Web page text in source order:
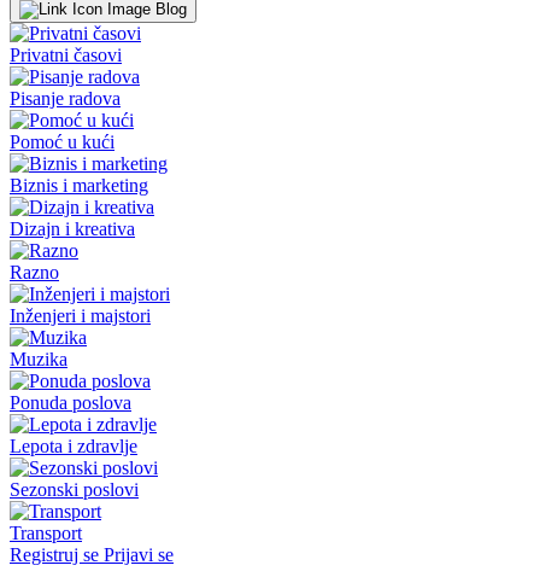
Blog
Privatni časovi
Pisanje radova
Pomoć u kući
Biznis i marketing
Dizajn i kreativa
Razno
Inženjeri i majstori
Muzika
Ponuda poslova
Lepota i zdravlje
Sezonski poslovi
Transport
Registruj se Prijavi se